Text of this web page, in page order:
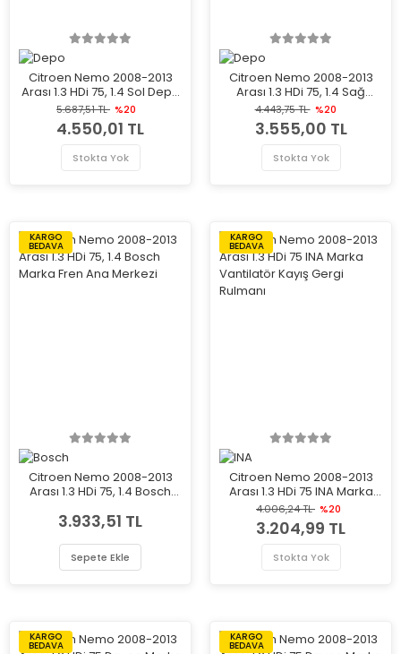
Citroen Nemo 2008-2013
Arası 1.3 HDi 75, 1.4 Sol Depo
Marka Far
5.687,51 TL %20
4.550,01 TL
Stokta Yok
Citroen Nemo 2008-2013
Arası 1.3 HDi 75, 1.4 Sağ
Depo Marka Far
4.443,75 TL %20
3.555,00 TL
Stokta Yok
KARGO
BEDAVA
Citroen Nemo 2008-2013
Arası 1.3 HDi 75, 1.4 Bosch
3.933,51 TL
Sepete Ekle
KARGO
BEDAVA
Citroen Nemo 2008-2013
Arası 1.3 HDi 75 INA Marka
Vantilatör Kayış Gergi
Rulmanı
4.006,24 TL %20
3.204,99 TL
Stokta Yok
KARGO
BEDAVA
KARGO
BEDAVA